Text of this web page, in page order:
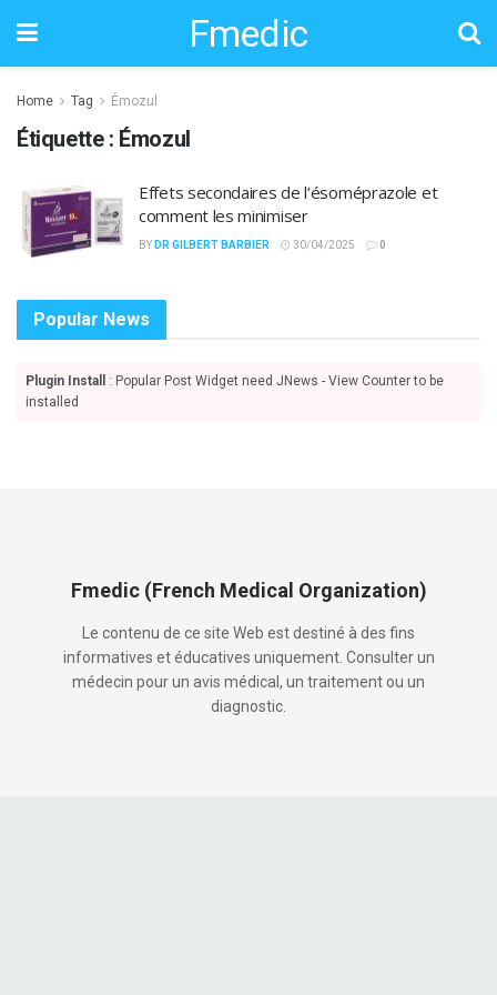
Fmedic
Home Tag Émozul
Étiquette : Émozul
Effets secondaires de l’ésoméprazole et
comment les minimiser
BY DR GILBERT BARBIER 30/04/2025 0
Popular News
Plugin Install
: Popular Post Widget need JNews - View Counter to be
installed
Fmedic (French Medical Organization)
Le contenu de ce site Web est destiné à des fins
informatives et éducatives uniquement. Consulter un
médecin pour un avis médical, un traitement ou un
diagnostic.